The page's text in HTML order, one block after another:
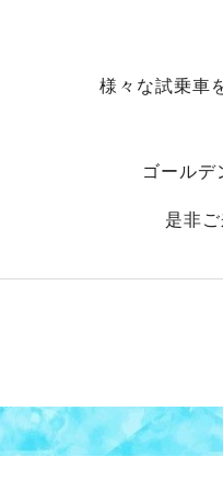
様々な試乗車
ゴールデ
是非